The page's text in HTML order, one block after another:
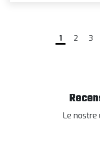
1 2 3
Le nostre